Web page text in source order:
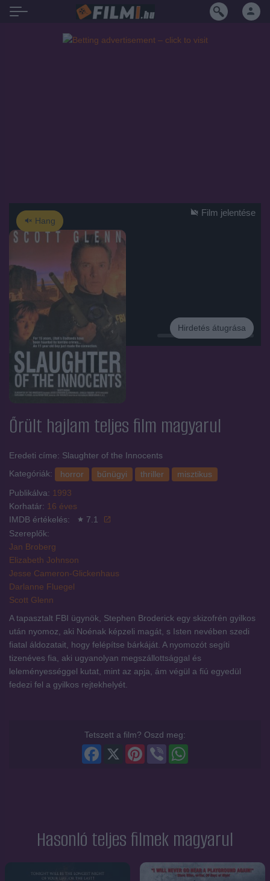
Hang
Hirdetés
Hirdetés átugrása
Film jelentése
Őrült hajlam teljes film magyarul
Eredeti címe: Slaughter of the Innocents
Kategóriák:
horror bűnügyi thriller
misztikus
Publikálva: 1993
Korhatár: 16 éves
IMDB értékelés:
7.1
Szereplők:
Jan Broberg
Elizabeth Johnson
Jesse Cameron-Glickenhaus
Darlanne Fluegel
Scott Glenn
A tapasztalt FBI ügynök, Stephen Broderick egy skizofrén gyilkos
után nyomoz, aki Noénak képzeli magát, s Isten nevében szedi
fiatal áldozatait, hogy felépítse bárkáját. A nyomozót segíti
tizenéves fia, aki ugyanolyan megszállottsággal és
leleményességgel kutat, mint az apja, ám végül a fiú egyedül
fedezi fel a gyilkos rejtekhelyét.
Tetszett a film? Oszd meg:
Viber
Pinterest
Facebook
Hasonló teljes filmek magyarul